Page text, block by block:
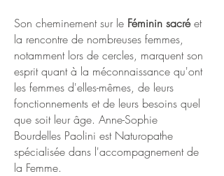
Son cheminement sur le Féminin sacréet
la rencontre de nombreuses femmes,
notamment lors de cercles, marquent son
esprit quant à la méconnaissance qu'ont
les femmes d'elles-mêmes, de leurs
fonctionnements et de leurs besoins quel
que soit leur âge. Anne-Sophie
Bourdelles Paolini est Naturopathe
spécialisée dans l'accompagnement de
la Femme.